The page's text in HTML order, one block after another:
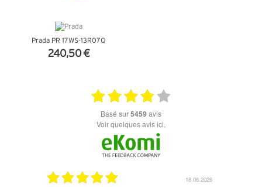
Prada PR 17WS-13R07Q
240,50 €
basé sur5459 avis
Voir quelques avis ici.
18.06.2026